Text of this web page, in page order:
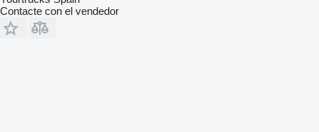
Contacte con el vendedor